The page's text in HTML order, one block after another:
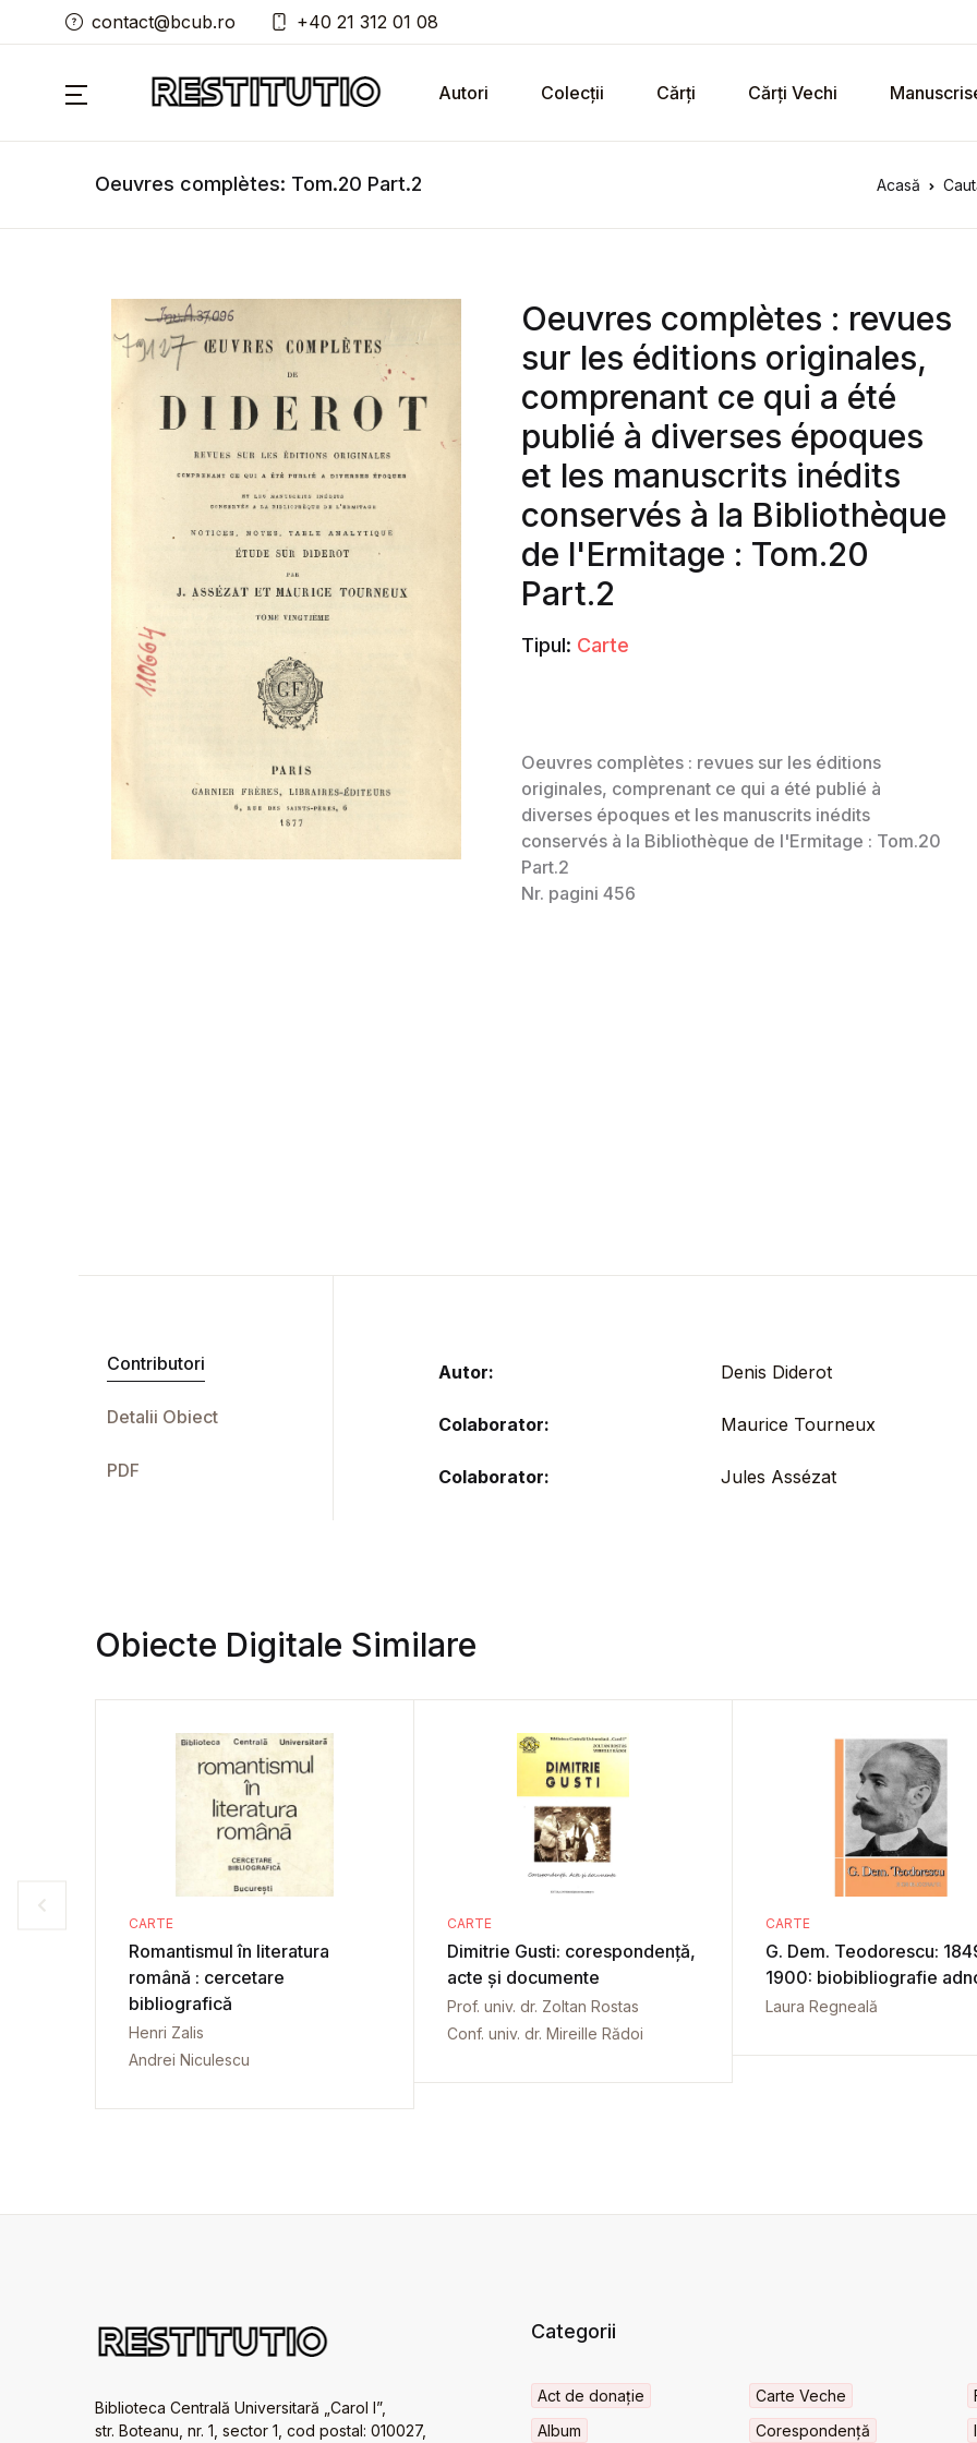
contact@bcub.ro +40 21 312 01 08
Autori Colecții Cărți Cărți Vechi
Oeuvres complètes: Tom.20 Part.2 Acasă
Oeuvres complètes : revues
sur les éditions originales,
comprenant ce qui a été
publié à diverses époques
et les manuscrits inédits
conservés à la Bibliothèque
de l'Ermitage : Tom.20
Part.2
Tipul: Carte
Contributori
Detalii Obiect
PDF
Autor: Denis Diderot
Colaborator: Maurice Tourneux
Colaborator: Jules Assézat
Obiecte Digitale Similare
CARTE
Romantismul în literatura
română : cercetare
bibliografică
Henri Zalis
Andrei Niculescu
CARTE
Dimitrie Gusti: corespondență,
acte și documente
Prof. univ. dr. Zoltan Rostas
Conf. univ. dr. Mireille Rădoi
CARTE
G. Dem. Teodorescu:
1900: biobibliografie
Laura Regneală
Biblioteca Centrală Universitară „Carol I”,
str. Boteanu, nr. 1, sector 1, cod postal: 010027,
Categorii
Act de donație
Album
Carte Veche
Corespondență